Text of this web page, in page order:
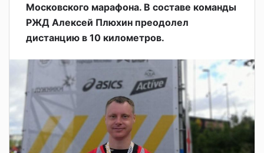
Московского марафона. В составе команды
РЖД Алексей Плюхин преодолел
дистанцию в 10 километров.